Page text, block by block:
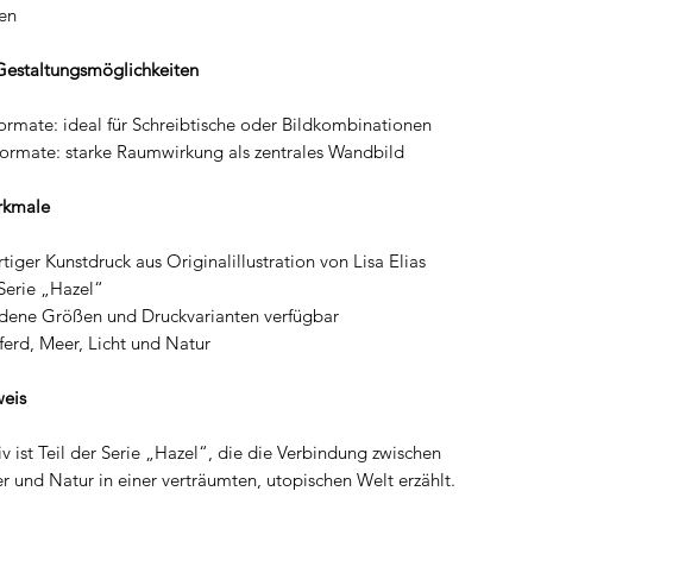
ideal für Schreibtische oder Bildkombinationen
starke Raumwirkung als zentrales Wandbild
Kunstdruck aus Originalillustration von Lisa Elias
„Hazel“
Größen und Druckvarianten verfügbar
Meer, Licht und Natur
ist Teil der Serie „Hazel“, die die Verbindung zwischen
und Natur in einer verträumten, utopischen Welt erzählt.